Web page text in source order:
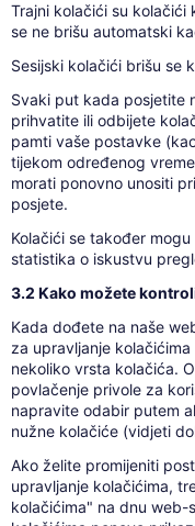
Trajni kolačići su kolačići
se ne brišu automatski
Sesijski kolačići brišu se
Svaki put kada posjetite
prihvatite ili odbijete
pamti vaše postavke
tijekom određenog
morati ponovno unositi
posjete.
Kolačići se također
statistika o iskustvu
3.2 Kako možete
Kada dođete na naše
za upravljanje
nekoliko vrsta kolačića.
povlačenje privole za
napravite odabir putem
nužne kolačiće (vidjeti
Ako želite promijeniti
upravljanje kolačićima,
kolačićima" na dnu web-